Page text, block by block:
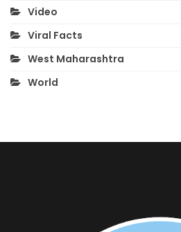
Video
Viral Facts
West Maharashtra
World